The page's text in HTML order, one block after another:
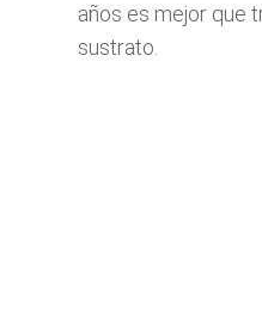
años es mejor que
sustrato.